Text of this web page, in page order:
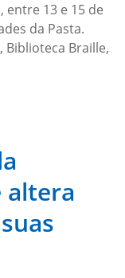
entre 13 e 15 de
da Pasta.
Biblioteca Braille,
altera